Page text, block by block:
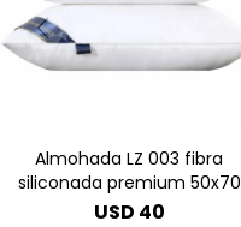
Almohada LZ 003 fibra
siliconada premium 50x70
USD 40